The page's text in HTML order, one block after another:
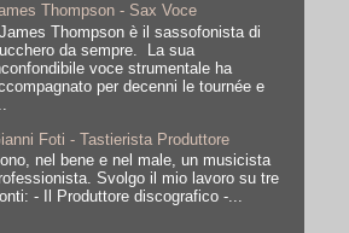
Thompson - Sax Voce
Thompson è il sassofonista di
da sempre. La sua
voce strumentale ha
per decenni le tournée e
Foti - Tastierista Produttore
nel bene e nel male, un musicista
Svolgo il mio lavoro su tre
- Il Produttore discografico -...